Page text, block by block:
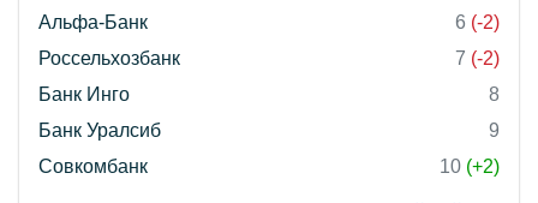
Альфа-Банк
6 (-2)
Россельхозбанк
7 (-2)
Банк Инго
8
Банк Уралсиб
9
Совкомбанк
10 (+2)